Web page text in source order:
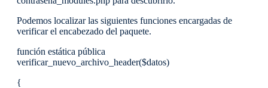
Podemos localizar las siguientes funciones encargadas de
verificar el encabezado del paquete.
función estática pública
verificar_nuevo_archivo_header($datos)
{